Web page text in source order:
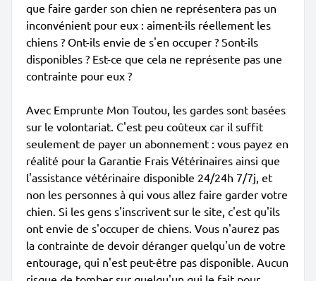
que faire garder son chien ne représentera pas un
inconvénient pour eux : aiment-ils réellement les
chiens ? Ont-ils envie de s'en occuper ? Sont-ils
disponibles ? Est-ce que cela ne représente pas une
contrainte pour eux ?
Avec Emprunte Mon Toutou, les gardes sont basées
sur le volontariat. C'est peu coûteux car il suffit
seulement de payer un abonnement : vous payez en
réalité pour la Garantie Frais Vétérinaires ainsi que
l'assistance vétérinaire disponible 24/24h 7/7j, et
non les personnes à qui vous allez faire garder votre
chien. Si les gens s'inscrivent sur le site, c'est qu'ils
ont envie de s'occuper de chiens. Vous n'aurez pas
la contrainte de devoir déranger quelqu'un de votre
entourage, qui n'est peut-être pas disponible. Aucun